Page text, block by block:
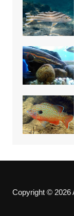
Copyright © 2026